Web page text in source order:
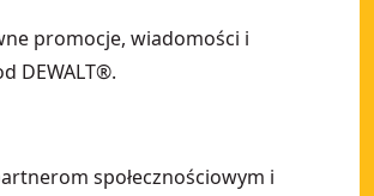
promocje, wiadomości i
DEWALT®.
społecznościowym i